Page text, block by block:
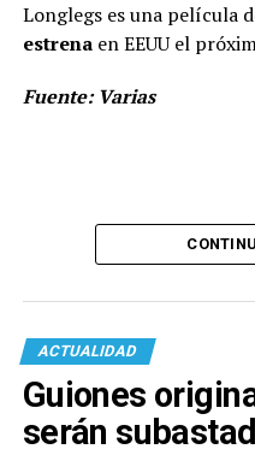
Longlegs es una película
estrenaen EEUU el
Fuente: Varias
ACTUALIDAD
Guiones
serán